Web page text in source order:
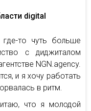
digital
где-то чуть больше
с диджиталом
NGN.agency.
и я хочу работать
в ритм.
что я молодой